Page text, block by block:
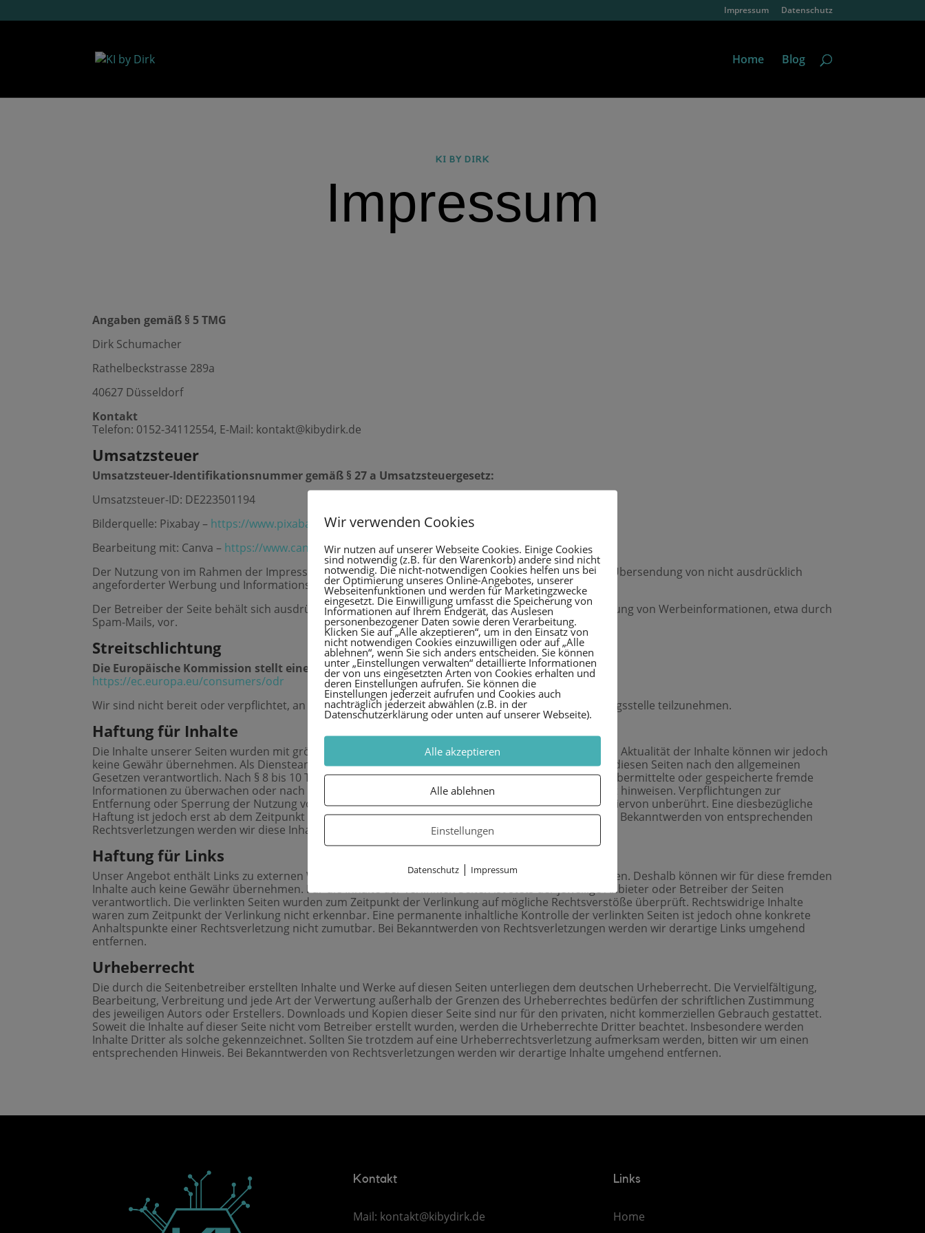
Impressum Datenschutz
Home Blog
KI BY DIRK
Impressum
Angaben gemäß § 5 TMG
Dirk Schumacher
Rathelbeckstrasse 289a
40627 Düsseldorf
Kontakt
Telefon: 0152-34112554, E-Mail: kontakt@kibydirk.de
Umsatzsteuer
Umsatzsteuer-Identifikationsnummer gemäß § 27 a Umsatzsteuergesetz:
Umsatzsteuer-ID: DE223501194
Bilderquelle: Pixabay – https://www.pixabay.com
Bearbeitung mit: Canva – https://www.canva.com
Der Nutzung von im Rahmen der Impressumspflicht veröffentlichten Kontaktdaten durch Dritte zur Übersendung von nicht ausdrücklich
angeforderter Werbung und Informationsmaterialien wird hiermit ausdrücklich widersprochen.
Der Betreiber der Seite behält sich ausdrücklich rechtliche Schritte im Falle der unverlangten Zusendung von Werbeinformationen, etwa durch
Spam-Mails, vor.
Streitschlichtung
Die Europäische Kommission stellt eine Plattform zur Online-Streitbeilegung (OS) bereit:
https://ec.europa.eu/consumers/odr
Wir sind nicht bereit oder verpflichtet, an Streitbeilegungsverfahren vor einer Verbraucherschlichtungsstelle teilzunehmen.
Haftung für Inhalte
Die Inhalte unserer Seiten wurden mit größter Sorgfalt erstellt. Für die Richtigkeit, Vollständigkeit und Aktualität der Inhalte können wir jedoch
keine Gewähr übernehmen. Als Diensteanbieter sind wir gemäß § 7 Abs.1 TMG für eigene Inhalte auf diesen Seiten nach den allgemeinen
Gesetzen verantwortlich. Nach § 8 bis 10 TMG sind wir als Diensteanbieter jedoch nicht verpflichtet, übermittelte oder gespeicherte fremde
Informationen zu überwachen oder nach Umständen zu forschen, die auf eine rechtswidrige Tätigkeit hinweisen. Verpflichtungen zur
Entfernung oder Sperrung der Nutzung von Informationen nach den allgemeinen Gesetzen bleiben hiervon unberührt. Eine diesbezügliche
Haftung ist jedoch erst ab dem Zeitpunkt der Kenntnis einer konkreten Rechtsverletzung möglich. Bei Bekanntwerden von entsprechenden
Rechtsverletzungen werden wir diese Inhalte umgehend entfernen.
Haftung für Links
Unser Angebot enthält Links zu externen Webseiten Dritter, auf deren Inhalte wir keinen Einfluss haben. Deshalb können wir für diese fremden
Inhalte auch keine Gewähr übernehmen. Für die Inhalte der verlinkten Seiten ist stets der jeweilige Anbieter oder Betreiber der Seiten
verantwortlich. Die verlinkten Seiten wurden zum Zeitpunkt der Verlinkung auf mögliche Rechtsverstöße überprüft. Rechtswidrige Inhalte
waren zum Zeitpunkt der Verlinkung nicht erkennbar. Eine permanente inhaltliche Kontrolle der verlinkten Seiten ist jedoch ohne konkrete
Anhaltspunkte einer Rechtsverletzung nicht zumutbar. Bei Bekanntwerden von Rechtsverletzungen werden wir derartige Links umgehend
entfernen.
Urheberrecht
Die durch die Seitenbetreiber erstellten Inhalte und Werke auf diesen Seiten unterliegen dem deutschen Urheberrecht. Die Vervielfältigung,
Bearbeitung, Verbreitung und jede Art der Verwertung außerhalb der Grenzen des Urheberrechtes bedürfen der schriftlichen Zustimmung
des jeweiligen Autors oder Erstellers. Downloads und Kopien dieser Seite sind nur für den privaten, nicht kommerziellen Gebrauch gestattet.
Soweit die Inhalte auf dieser Seite nicht vom Betreiber erstellt wurden, werden die Urheberrechte Dritter beachtet. Insbesondere werden
Inhalte Dritter als solche gekennzeichnet. Sollten Sie trotzdem auf eine Urheberrechtsverletzung aufmerksam werden, bitten wir um einen
entsprechenden Hinweis. Bei Bekanntwerden von Rechtsverletzungen werden wir derartige Inhalte umgehend entfernen.
Kontakt
Mail: kontakt@kibydirk.de
Links
Home
Wir verwenden Cookies
Wir nutzen auf unserer Webseite Cookies. Einige Cookies
sind notwendig (z.B. für den Warenkorb) andere sind nicht
notwendig. Die nicht-notwendigen Cookies helfen uns bei
der Optimierung unseres Online-Angebotes, unserer
Webseitenfunktionen und werden für Marketingzwecke
eingesetzt. Die Einwilligung umfasst die Speicherung von
Informationen auf Ihrem Endgerät, das Auslesen
personenbezogener Daten sowie deren Verarbeitung.
Klicken Sie auf „Alle akzeptieren“, um in den Einsatz von
nicht notwendigen Cookies einzuwilligen oder auf „Alle
ablehnen“, wenn Sie sich anders entscheiden. Sie können
unter „Einstellungen verwalten“ detaillierte Informationen
der von uns eingesetzten Arten von Cookies erhalten und
deren Einstellungen aufrufen. Sie können die
Einstellungen jederzeit aufrufen und Cookies auch
nachträglich jederzeit abwählen (z.B. in der
Datenschutzerklärung oder unten auf unserer Webseite).
Alle akzeptieren
Alle ablehnen
Einstellungen
Datenschutz | Impressum